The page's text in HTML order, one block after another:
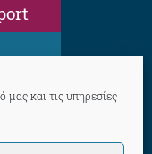
μας και τις υπηρεσίες